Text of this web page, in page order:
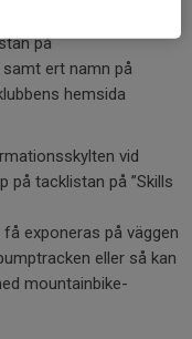
på
ert namn på
hemsida
vid
på tacklistan på ”Skills
exponeras på väggen
eller så kan
mountainbike-